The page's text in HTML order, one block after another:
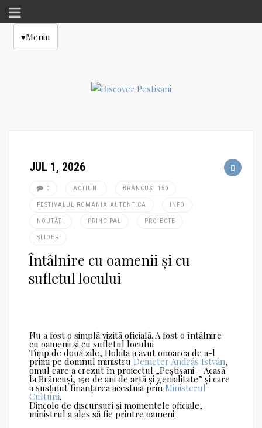
▾Meniu
JUL 1, 2026
0 ACTIUNI BRÂNCUȘI 150
FESTIVALUL ROMANIA AUTENTICA INFO
NOUTĂȚI PRINCIPAL PROIECTE
SLIDER
Întâlnire cu oamenii și cu
sufletul locului
Nu a fost o simplă vizită oficială. A fost o întâlnire
cu oamenii și cu sufletul locului
Timp de două zile, Hobița a avut onoarea de a-l
primi pe domnul ministru Demeter András István,
omul care a crezut în proiectul „Peștișani – Acasă
la Brâncuși, 150 de ani de artă și genialitate” și care
a susținut finanțarea acestuia prin Ministerul
Culturii.
Dincolo de discursuri și momentele oficiale,
ministrul a ales să fie printre oameni.